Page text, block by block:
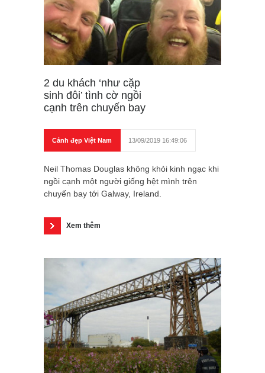
2 du khách ‘như cặp
sinh đôi’ tình cờ ngồi
cạnh trên chuyến bay
Cảnh đẹp Việt Nam 13/09/2019 16:49:06
Neil Thomas Douglas không khỏi kinh ngạc khi
ngồi cạnh một người giống hệt mình trên
chuyến bay tới Galway, Ireland.
Xem thêm